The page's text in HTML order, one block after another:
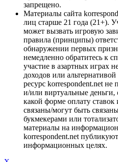
запрещено.
Материалы сайта
лиц старше 21 года (21+).
может вызвать игровую
правила (принципы)
обнаружении первых
немедленно обратитесь к
участие в азартных играх
доходов или
ресурс korrespondent.net
и/или виртуальные
какой форме оплату
связаны/могут быть
букмекерами или
материалы на
korrespondent.net
информационных целях.